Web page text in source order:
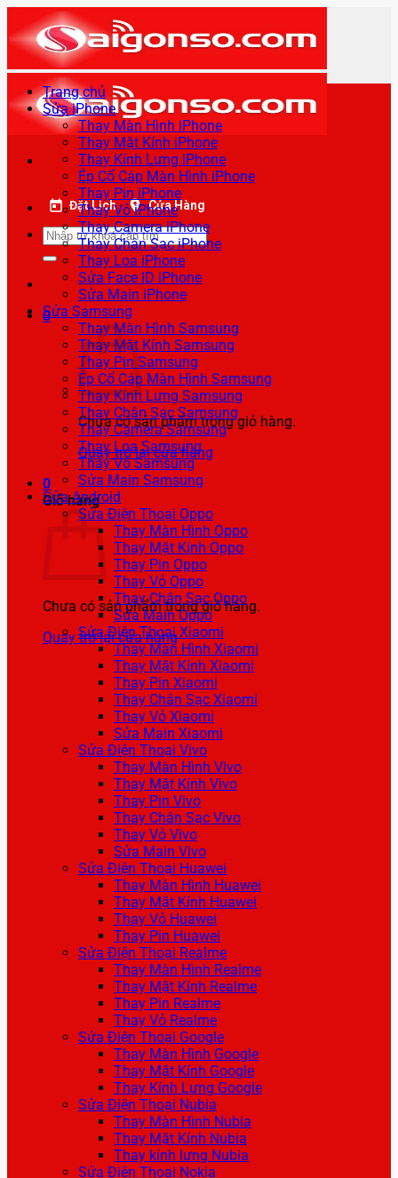
qua
nội
dung
Đặt Lịch Cửa Hàng
Tìm
kiếm:
0
Chưa có sản phẩm trong giỏ hàng.
Quay trở lại cửa hàng
0
Giỏ hàng
Chưa có sản phẩm trong giỏ hàng.
Quay trở lại cửa hàng
Trang chủ
Sửa iPhone
Thay Màn Hình iPhone
Thay Mặt Kính iPhone
Thay Kính Lưng iPhone
Ép Cổ Cáp Màn Hình iPhone
Thay Pin iPhone
Thay Vỏ iPhone
Thay Camera iPhone
Thay Chân Sạc iPhone
Thay Loa iPhone
Sửa Face ID iPhone
Sửa Main iPhone
Sửa Samsung
Thay Màn Hình Samsung
Thay Mặt Kính Samsung
Thay Pin Samsung
Ép Cổ Cáp Màn Hình Samsung
Thay Kính Lưng Samsung
Thay Chân Sạc Samsung
Thay Camera Samsung
Thay Loa Samsung
Thay Vỏ Samsung
Sửa Main Samsung
Sửa Android
Sửa Điện Thoại Oppo
Thay Màn Hình Oppo
Thay Mặt Kính Oppo
Thay Pin Oppo
Thay Vỏ Oppo
Thay Chân Sạc Oppo
Sửa Main Oppo
Sửa Điện Thoại Xiaomi
Thay Màn Hình Xiaomi
Thay Mặt Kính Xiaomi
Thay Pin Xiaomi
Thay Chân Sạc Xiaomi
Thay Vỏ Xiaomi
Sửa Main Xiaomi
Sửa Điện Thoại Vivo
Thay Màn Hình Vivo
Thay Mặt Kính Vivo
Thay Pin Vivo
Thay Chân Sạc Vivo
Thay Vỏ Vivo
Sửa Main Vivo
Sửa Điện Thoại Huawei
Thay Màn Hình Huawei
Thay Mặt Kính Huawei
Thay Vỏ Huawei
Thay Pin Huawei
Sửa Điện Thoại Realme
Thay Màn Hình Realme
Thay Mặt Kính Realme
Thay Pin Realme
Thay Vỏ Realme
Sửa Điện Thoại Google
Thay Màn Hình Google
Thay Mặt Kính Google
Thay Kính Lưng Google
Sửa Điện Thoại Nubia
Thay Màn Hình Nubia
Thay Mặt Kính Nubia
Thay kính lưng Nubia
Sửa Điện Thoại Nokia